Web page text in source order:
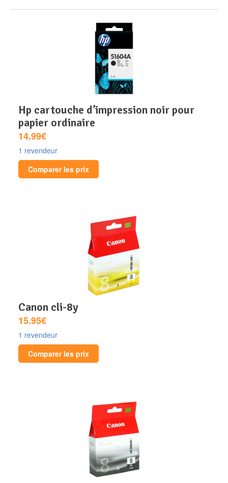
hp cartouche d’impression noir pour
papier ordinaire
14.99€
1 revendeur
Comparer les prix
canon cli-8y
15.95€
1 revendeur
Comparer les prix